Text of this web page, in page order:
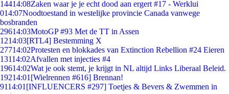
14414:08Zaken waar je je echt dood aan ergert #17 - Werklui
014:07Noodtoestand in westelijke provincie Canada vanwege
bosbranden
29614:03MotoGP #93 Met de TT in Assen
1214:03[RTL4] Bestemming X
27714:02Protesten en blokkades van Extinction Rebellion #24 Eieren
13114:02Afvallen met injecties #4
19614:02Wat je ook stemt, je krijgt in NL altijd Links Liberaal Beleid.
19214:01 [Wielrennen #616] Brennan!
9114:01 [INFLUENCERS #297] Toetjes & Bevers & Zwemmen in